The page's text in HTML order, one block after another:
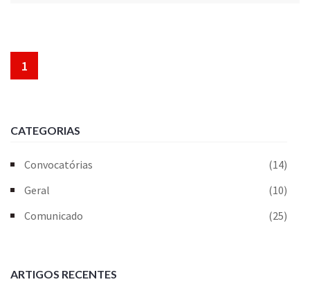
1
CATEGORIAS
Convocatórias
(14)
Geral
(10)
Comunicado
(25)
ARTIGOS RECENTES